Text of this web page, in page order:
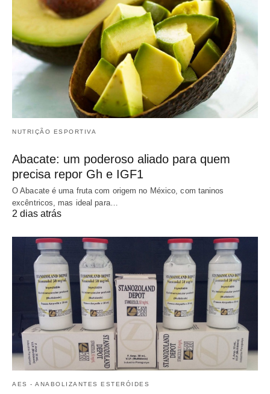
NUTRIÇÃO ESPORTIVA
Abacate: um poderoso aliado para quem
precisa repor Gh e IGF1
O Abacate é uma fruta com origem no México, com taninos
excêntricos, mas ideal para…
2 dias atrás
AES - ANABOLIZANTES ESTERÓIDES